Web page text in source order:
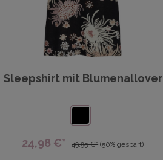
Sleepshirt mit Blumenallover
24,98 €* 49,95 €* (50% gespart)